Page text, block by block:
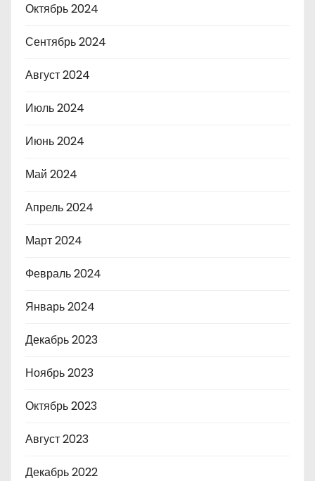
Октябрь 2024
Сентябрь 2024
Август 2024
Июль 2024
Июнь 2024
Май 2024
Апрель 2024
Март 2024
Февраль 2024
Январь 2024
Декабрь 2023
Ноябрь 2023
Октябрь 2023
Август 2023
Декабрь 2022